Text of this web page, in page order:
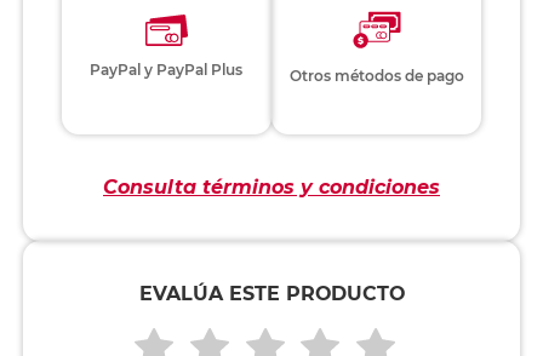
PayPal y PayPal Plus Otros métodos de pago
Consulta términos y condiciones
EVALÚA ESTE PRODUCTO